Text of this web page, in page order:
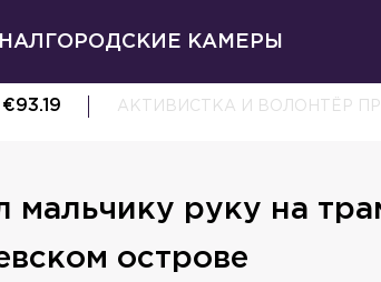
ГОРОДСКИЕ КАМЕРЫ
€93.19 АКТИВИСТКА И ВОЛОНТЁР
мальчику руку на
острове